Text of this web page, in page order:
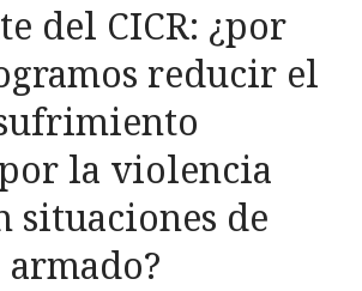
del CICR: ¿por
reducir el
la violencia
situaciones de